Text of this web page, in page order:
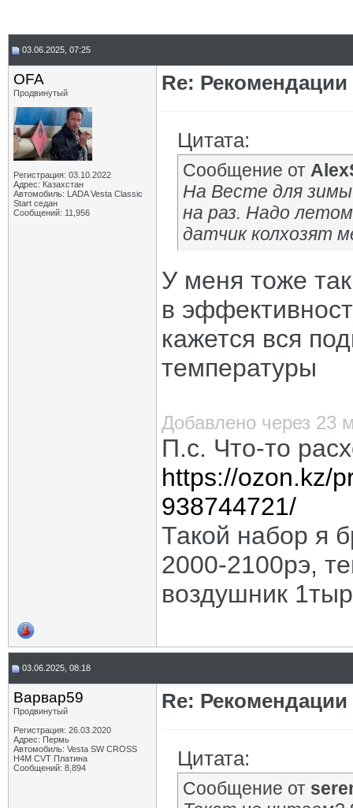
03.06.2025, 07:25
OFA
Продвинутый
Регистрация: 03.10.2022
Адрес: Казахстан
Автомобиль: LADA Vesta Classic
Start седан
Сообщений: 11,956
Re:
Цитата:
Сообщение от
На Весте для зимы
на раз. Надо
датчик колхозят
У меня тоже
в
кажется вся
температуры
Добавлено через 23
П.с. Что-то
https://ozon.kz/
938744721/
Такой набор я
2000-2100рэ,
воздушник
03.06.2025, 08:18
Варвар59
Продвинутый
Регистрация: 26.03.2020
Адрес: Пермь
Автомобиль: Vesta SW CROSS
H4M CVT Платина
Сообщений: 8,894
Re:
Цитата:
Сообщение от